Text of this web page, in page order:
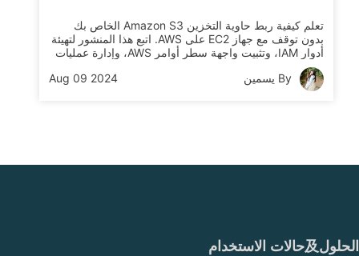
تعلم كيفية ربط حاوية التخزين Amazon S3 الخاص بك
بدون توقف مع جهاز EC2 على AWS. اتبع هذا المنشور لتهيئة
أدوار IAM، وتثبيت واجهة سطر أوامر AWS، وإدارة عمليات
السحابة بطريقة آمنة وكفؤة.
By يسمين Aug 09 2024
الحلول及حالات الاستخدام